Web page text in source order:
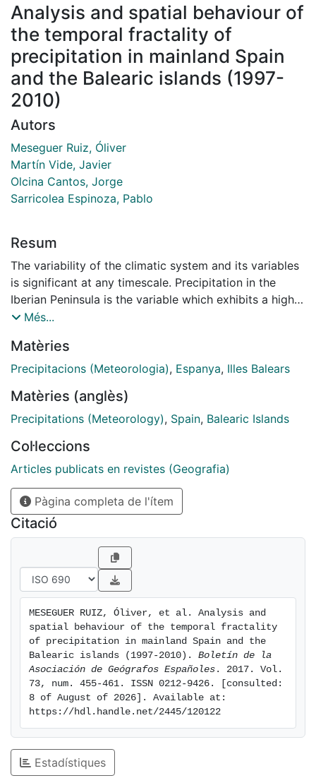
Analysis and spatial behaviour of
the temporal fractality of
precipitation in mainland Spain
and the Balearic islands (1997-
2010)
Autors
Meseguer Ruiz, Óliver
Martín Vide, Javier
Olcina Cantos, Jorge
Sarricolea Espinoza, Pablo
Resum
The variability of the climatic system and its variables
is significant at any timescale. Precipitation in the
Iberian Peninsula is the variable which exhibits a higher
degree of dispersion for both cumulative quantities
subject matter (Casanueva et al., 2014; Gonzalez-
Hidalgo et al., 2009; de Luis et al., 2010; Martin-Vide
this study is to understand the climatic significance of
the fractal dimension applied to precipitation series at
differentiation of regions based on the homogeneous
behaviour of this indicator in the study area.
Més...
Matèries
Precipitacions (Meteorologia), Espanya, Illes Balears
Matèries (anglès)
Precipitations (Meteorology), Spain, Balearic Islands
Col·leccions
Articles publicats en revistes (Geografia)
Pàgina completa de l'ítem
Citació
MESEGUER RUIZ, Óliver, et al. Analysis and
spatial behaviour of the temporal fractality
of precipitation in mainland Spain and the
Balearic islands (1997-2010). Boletín de la
Asociación de Geógrafos Españoles . 2017. Vol.
73, num. 455-461. ISSN 0212-9426. [consulted:
8 of August of 2026]. Available at:
https://hdl.handle.net/2445/120122
Estadístiques